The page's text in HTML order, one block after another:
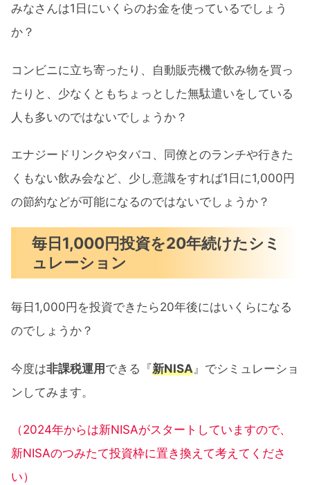
みなさんは1日にいくらのお金を使っているでしょう
か？
コンビニに立ち寄ったり、自動販売機で飲み物を買っ
たりと、少なくともちょっとした無駄遣いをしている
人も多いのではないでしょうか？
エナジードリンクやタバコ、同僚とのランチや行きた
くもない飲み会など、少し意識をすれば1日に1,000円
の節約などが可能になるのではないでしょうか？
毎日1,000円投資を20年続けたシミ
ュレーション
毎日1,000円を投資できたら20年後にはいくらになる
のでしょうか？
今度は非課税運用 できる『新NISA 』でシミュレーショ
ンしてみます。
（2024年からは新NISAがスタートしていますので、
新NISAのつみたて投資枠に置き換えて考えてくださ
い）